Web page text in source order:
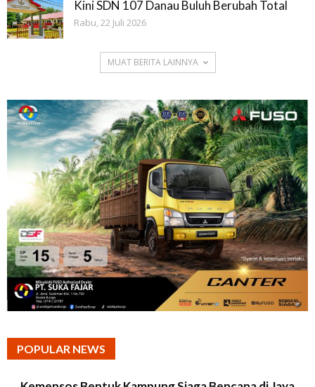
Kini SDN 107 Danau Buluh Berubah Total
Rabu, 22 Juli 2026
MUAT BERITA LAINNYA
POPULAR NEWS